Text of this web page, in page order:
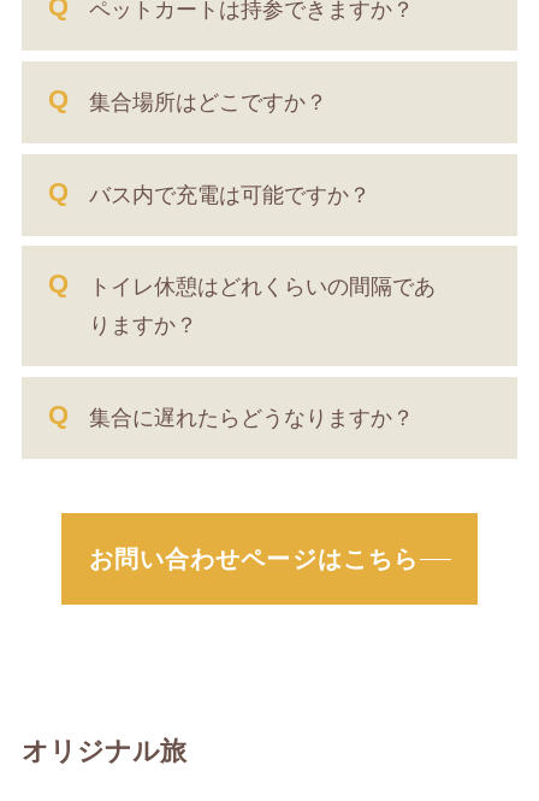
ペットカートは持参できますか？
集合場所はどこですか？
バス内で充電は可能ですか？
トイレ休憩はどれくらいの間隔であ
りますか？
集合に遅れたらどうなりますか？
お問い合わせページはこちら
オリジナル旅